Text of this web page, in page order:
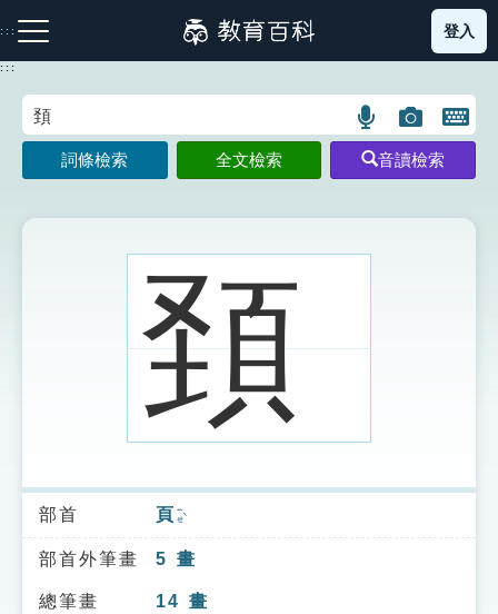
到
主
:::
注音索引圖示 筆畫索引圖示 部首索引表圖示
索引選單
知識索引
單字索引
登入
:::
語
言
搜
示
圖
片
搜
開
鍵
圖
詞條檢索 全文檢索 音讀檢索
頚
部首 頁 ㄧㄝˋ
部首外筆畫 5 畫
總筆畫 14 畫